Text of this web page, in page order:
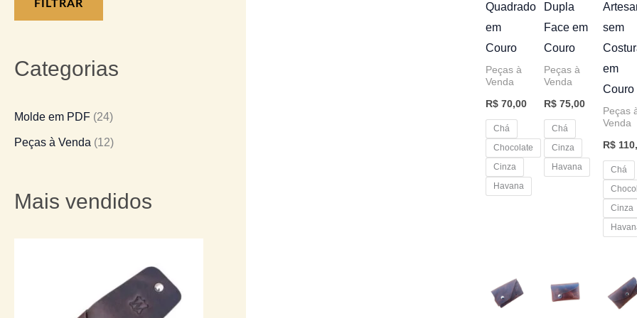
FILTRAR
Categorias
Molde em PDF (24)
Peças à Venda (12)
Mais vendidos
Quadrado
em
Couro
Peças à
Venda
R$70,00
Chá
Chocolate
Cinza
Havana
Dupla
Face em
Couro
Peças à
Venda
R$ 75,00
Chá
Cinza
Havana
sem
em
Couro
Peças
Venda
R$
Chá
Cinza